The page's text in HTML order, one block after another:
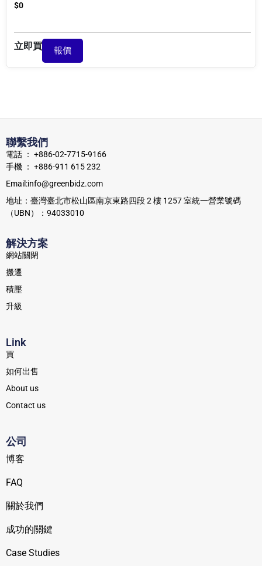
$0
立即買 報價
解決方案
網站關閉
搬遷
積壓
升級
Link
買
如何出售
About us
Contact us
公司
博客
FAQ
關於我們
成功的關鍵
Case Studies
聯繫我們
電話 ： +886-02-7715-9166
手機 ： +886-911 615 232
Email:info@greenbidz.com
地址：臺灣臺北市松山區南京東路四段 2 樓 1257 室統一營業號碼
（UBN）：94033010